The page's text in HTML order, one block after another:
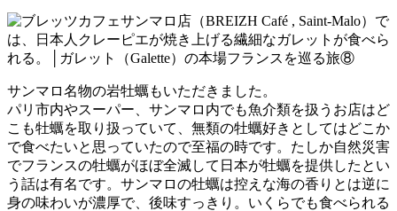
サンマロ名物の岩牡蠣もいただきました。
パリ市内やスーパー、サンマロ内でも魚介類を扱うお店はど
こも牡蠣を取り扱っていて、無類の牡蠣好きとしてはどこか
で食べたいと思っていたので至福の時です。たしか自然災害
でフランスの牡蠣がほぼ全滅して日本が牡蠣を提供したとい
う話は有名です。サンマロの牡蠣は控えな海の香りとは逆に
身の味わいが濃厚で、後味すっきり。いくらでも食べられる